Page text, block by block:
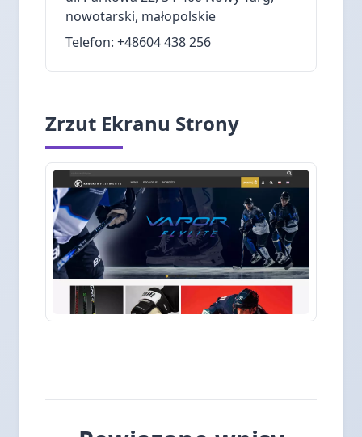
nowotarski, małopolskie
Telefon: +48604 438 256
Zrzut Ekranu Strony